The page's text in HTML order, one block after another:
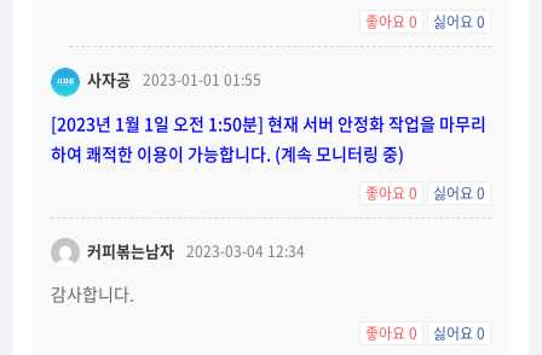
좋아요0 싫어요0
사자공 2023-01-01 01:55
[2023년 1월 1일 오전 1:50분] 현재 서버 안정화 작업을 마무리
하여 쾌적한 이용이 가능합니다. (계속 모니터링 중)
좋아요0 싫어요0
커피볶는남자 2023-03-04 12:34
감사합니다.
좋아요0 싫어요0